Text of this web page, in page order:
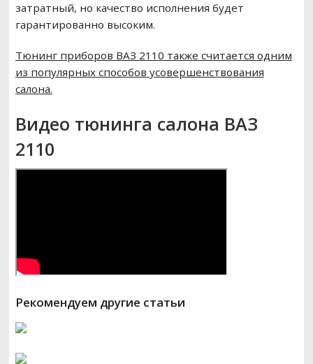
затратный, но качество исполнения будет
гарантированно высоким.
Тюнинг приборов ВАЗ 2110 также считается одним
из популярных способов усовершенствования
салона.
Видео тюнинга салона ВАЗ
2110
Рекомендуем другие статьи